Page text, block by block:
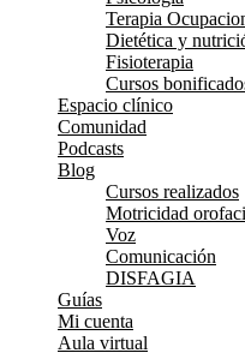
Terapia
Dietética y
Fisioterapia
Cursos
Espacio clínico
Comunidad
Podcasts
Blog
Cursos realizados
Motricidad
Voz
Comunicación
DISFAGIA
Guías
Mi cuenta
Aula virtual